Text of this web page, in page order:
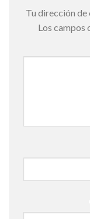
Tu dirección
Los campos